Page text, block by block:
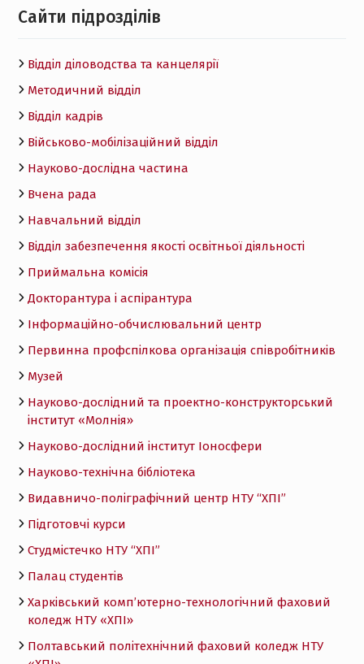
Cайти підрозділів
Відділ діловодства та канцелярії
Методичний відділ
Відділ кадрів
Військово-мобілізаційний відділ
Науково-дослідна частина
Вчена рада
Навчальний відділ
Відділ забезпечення якості освітньої діяльності
Приймальна комісія
Докторантура і аспірантура
Інформаційно-обчислювальний центр
Первинна профспілкова організація співробітників
Музей
Науково-дослідний та проектно-конструкторський
інститут «Молнія»
Науково-дослідний інститут Іоносфери
Науково-технічна бібліотека
Видавничо-поліграфічний центр НТУ “ХПІ”
Підготовчі курси
Студмістечко НТУ “ХПІ”
Палац студентів
Харківський комп’ютерно-технологічний фаховий
коледж НТУ «ХПI»
Полтавський політехнічний фаховий коледж НТУ